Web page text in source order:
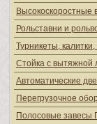
Высокоскоростные
Рольставни и
Турникеты,
Стойка с вытяжной
Автоматические
Перегрузочное
Полосовые завесы